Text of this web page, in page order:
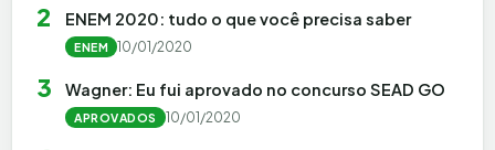
2 ENEM 2020: tudo o que você precisa saber
ENEM 10/01/2020
3 Wagner: Eu fui aprovado no concurso SEAD GO
APROVADOS 10/01/2020